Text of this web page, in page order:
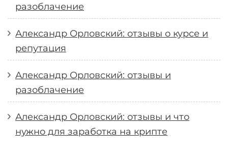
разоблачение
Александр Орловский: отзывы о курсе и
репутация
Александр Орловский: отзывы и
разоблачение
Александр Орловский: отзывы и что
нужно для заработка на крипте